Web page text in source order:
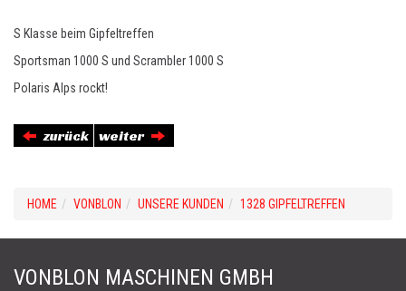
S Klasse beim Gipfeltreffen
Sportsman 1000 S und Scrambler 1000 S
Polaris Alps rockt!
zurück weiter
HOME VONBLON UNSERE KUNDEN 1328 GIPFELTREFFEN
VONBLON MASCHINEN GMBH